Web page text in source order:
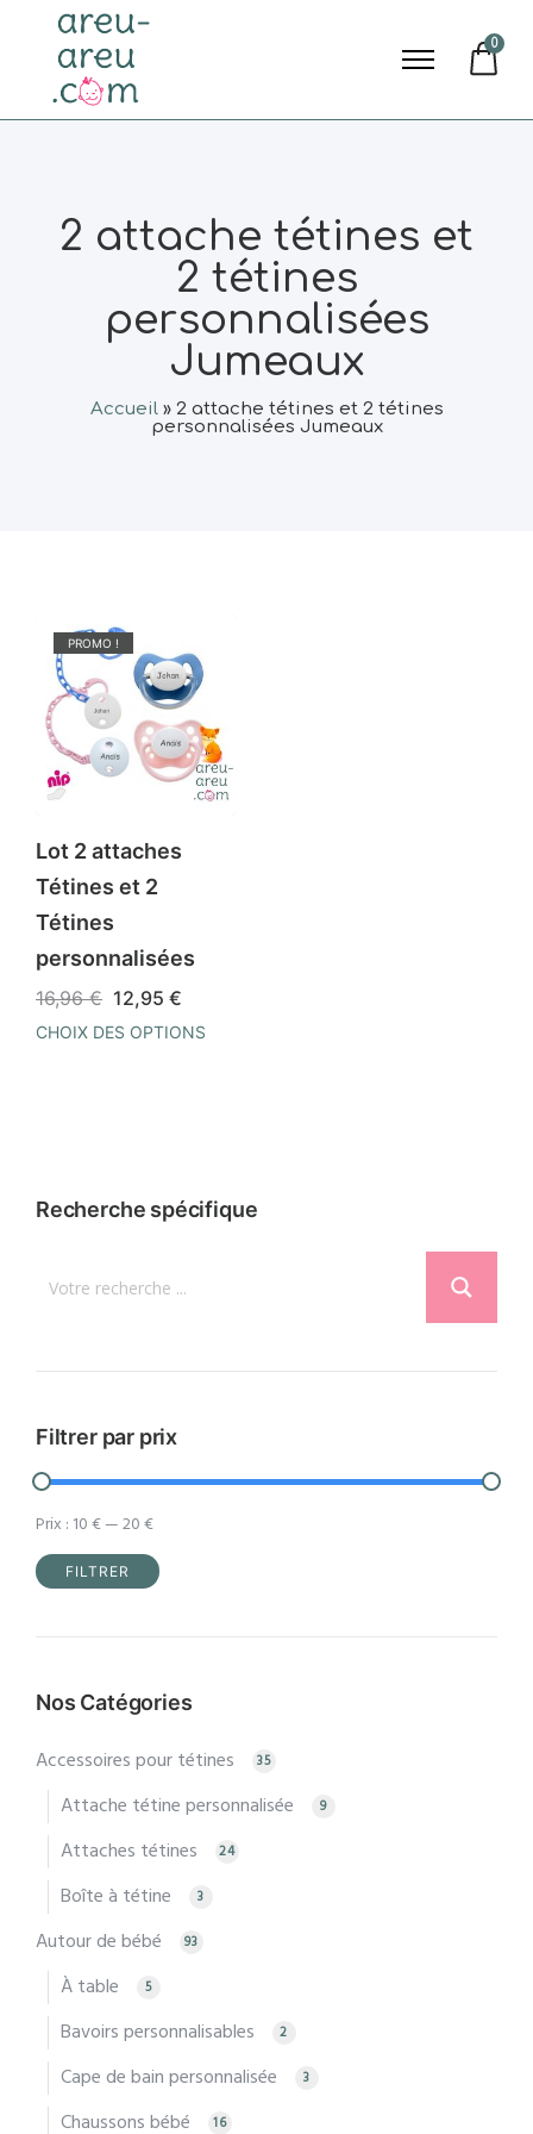
0
2 attache tétines et
2 tétines
personnalisées
Jumeaux
Accueil» 2 attache tétines et 2 tétines
personnalisées Jumeaux
PROMO !
Lot 2 attaches
Tétines et 2
Tétines
personnalisées
16,96€ Le
prix
initial
12,95 €
actuel
CHOIX DES OPTIONS
variations.
peuvent
la
du
produit
Recherche spécifique
Filtrer par prix
min
max
FILTRER
Prix : 10 €—20 €
Nos Catégories
Accessoires pour tétines 35
Attache tétine personnalisée 9
Attaches tétines 24
Boîte à tétine 3
Autour de bébé 93
À table 5
Bavoirs personnalisables 2
Cape de bain personnalisée 3
Chaussons bébé 16